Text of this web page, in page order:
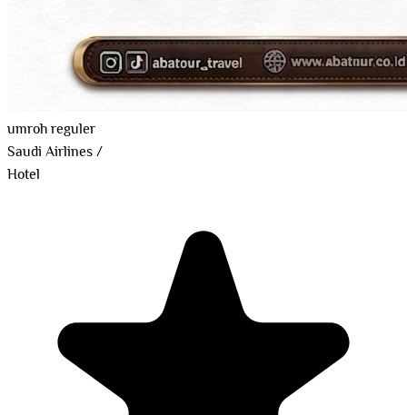
umroh reguler
Saudi Airlines/
Hotel